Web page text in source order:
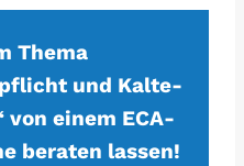
Thema
und Kalte-
von einem ECA-
beraten lassen!